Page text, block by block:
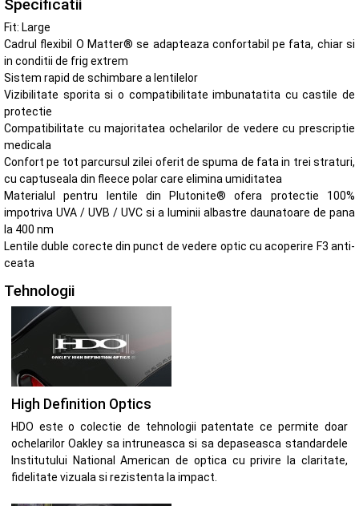
Specificatii
Fit: Large
Cadrul flexibil O Matter® se adapteaza confortabil pe fata, chiar si
in conditii de frig extrem
Sistem rapid de schimbare a lentilelor
Vizibilitate sporita si o compatibilitate imbunatatita cu castile de
protectie
Compatibilitate cu majoritatea ochelarilor de vedere cu prescriptie
medicala
Confort pe tot parcursul zilei oferit de spuma de fata in trei straturi,
cu captuseala din fleece polar care elimina umiditatea
Materialul pentru lentile din Plutonite® ofera protectie 100%
impotriva UVA / UVB / UVC si a luminii albastre daunatoare de pana
la 400 nm
Lentile duble corecte din punct de vedere optic cu acoperire F3 anti-
ceata
Tehnologii
High Definition Optics
HDO este o colectie de tehnologii patentate ce permite doar
ochelarilor Oakley sa intruneasca si sa depaseasca standardele
Institutului National American de optica cu privire la claritate,
fidelitate vizuala si rezistenta la impact.